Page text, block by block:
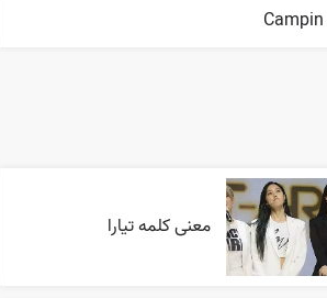
معنی کلمه تیارا